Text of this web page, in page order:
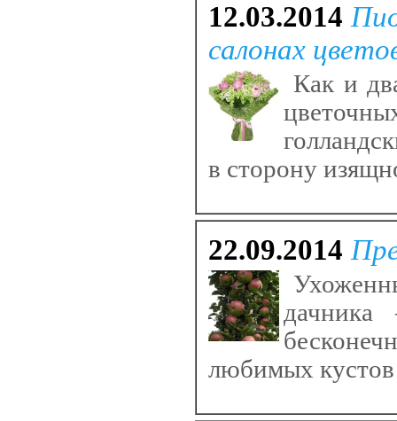
12.03.2014
салонах
Как и
в сторону
22.09.2014
дачника
любимых кустов